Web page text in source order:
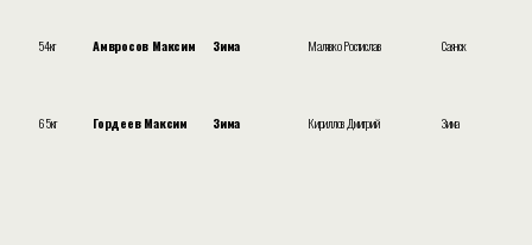
54кг Амвросов Максим Зима Малявко Ростислав Саянск
65кг Гордеев Максим Зима Кириллов Дмитрий Зима